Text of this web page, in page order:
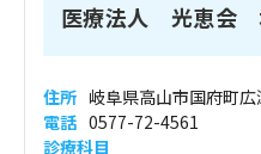
医療法人 光恵会
住所 岐阜県高山市国府町
電話 0577-72-4561
診療科目